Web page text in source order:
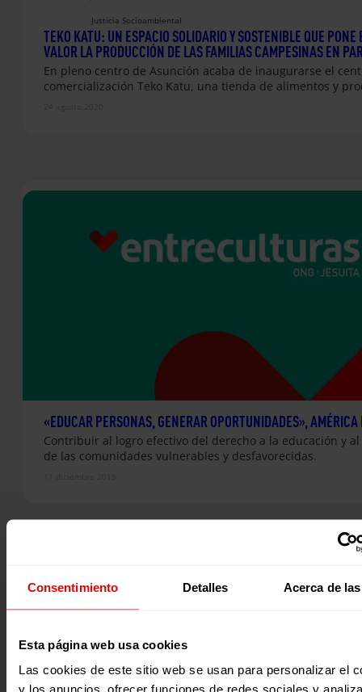
Consentimiento Detalles Acerca de
Esta página web usa cookies
Las cookies de este sitio web se usan para personalizar el
y los anuncios, ofrecer funciones de redes sociales y
Justicia Socioambiental
TEKO KATU: UN ESPACIO SOLIDARIO Y SOSTENIBLE QUE PONE
VALOR LA PRODUCCIÓN DE LAS FAMILIAS CAMPESINAS EN
En pleno centro de Asunción acaba de inaugurarse el
comercialización Teko Katu, una tienda de alimentos y
«EDUCAR PERSONAS, GENERAR OPORTUNIDADES»,
Contribuir al logro efectivo del derecho a la educación y
de las comunidades vulnerables y desfavorecidas.